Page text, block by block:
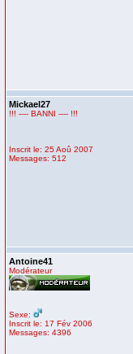
Mickael27
!!! ---- BANNI ---- !!!
Inscrit le: 25 Aoû 2007
Messages: 512
Antoine41
Modérateur
Sexe:
Inscrit le: 17 Fév 2006
Messages: 4396